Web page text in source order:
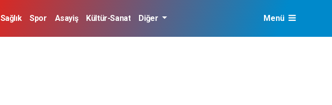
Sağlık Spor Asayiş Kültür-Sanat Diğer Menü